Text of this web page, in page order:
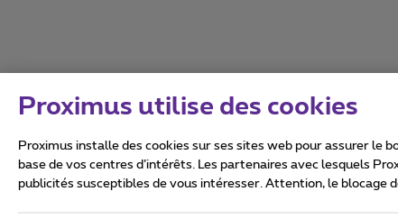
Tous droits réservés. ©
Proximus utilise des cookies
Proximus installe des cookies sur ses sites web pour assurer le
base de vos centres d’intérêts. Les partenaires avec lesquels
publicités susceptibles de vous intéresser. Attention, le blocage